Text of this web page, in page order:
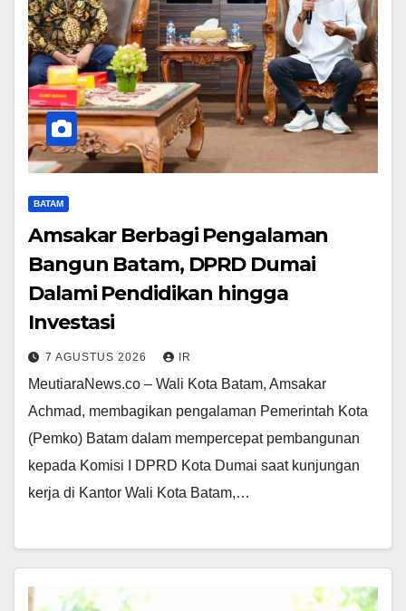
BATAM
Amsakar Berbagi Pengalaman
Bangun Batam, DPRD Dumai
Dalami Pendidikan hingga
Investasi
7 AGUSTUS 2026 IR
MeutiaraNews.co – Wali Kota Batam, Amsakar
Achmad, membagikan pengalaman Pemerintah Kota
(Pemko) Batam dalam mempercepat pembangunan
kepada Komisi I DPRD Kota Dumai saat kunjungan
kerja di Kantor Wali Kota Batam,…